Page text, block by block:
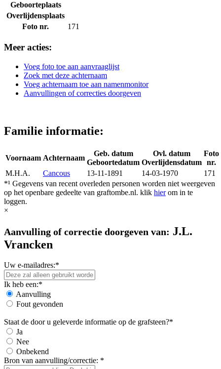
Geboorteplaats
Overlijdensplaats
Foto nr.
171
Meer acties:
Voeg foto toe aan aanvraaglijst
Zoek met deze achternaam
Voeg achternaam toe aan namenmonitor
Aanvullingen of correcties doorgeven
Familie informatie:
Voornaam Achternaam
Geb. datum
Geboortedatum
Ovl. datum
Overlijdensdatum
Foto
nr.
M.H.A.
Cancous 13-11-1891 14-03-1970
171
*¹ Gegevens van recent overleden personen worden niet weergeven
op het openbare gedeelte van graftombe.nl. klik hierom in te
loggen.
×
Aanvulling of correctie doorgeven van: J.L.
Vrancken
Uw e-mailadres:*
Ik heb een:*
Aanvulling
Fout gevonden
Staat de door u geleverde informatie op de grafsteen?*
Ja
Nee
Onbekend
Bron van aanvulling/correctie: *